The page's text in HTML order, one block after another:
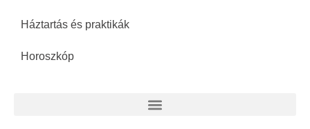
Háztartás és praktikák
Horoszkóp